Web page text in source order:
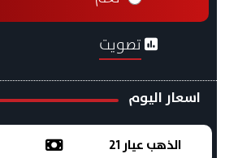
تصويت
اسعار اليوم
الذهب عيار 21